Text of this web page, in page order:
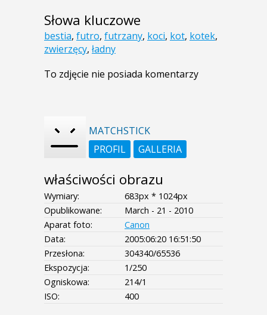
Słowa kluczowe
bestia, futro, futrzany, koci, kot, kotek,
zwierzęcy, ładny
To zdjęcie nie posiada komentarzy
MATCHSTICK
PROFIL
GALLERIA
właściwości obrazu
Wymiary:
683px * 1024px
Opublikowane:
March - 21 - 2010
Aparat foto:
Canon
Data:
2005:06:20 16:51:50
Przesłona:
304340/65536
Ekspozycja:
1/250
Ogniskowa:
214/1
ISO:
400